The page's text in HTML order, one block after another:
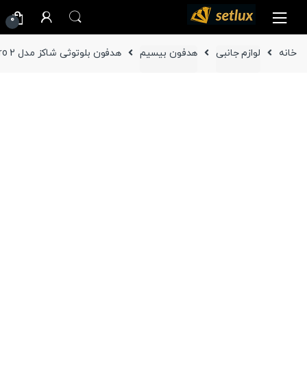
navigation
content
0
خانه لوازم جانبی هدفون بیسیم هدفون بلوتوثی شاکز مدل Openrun pro 2